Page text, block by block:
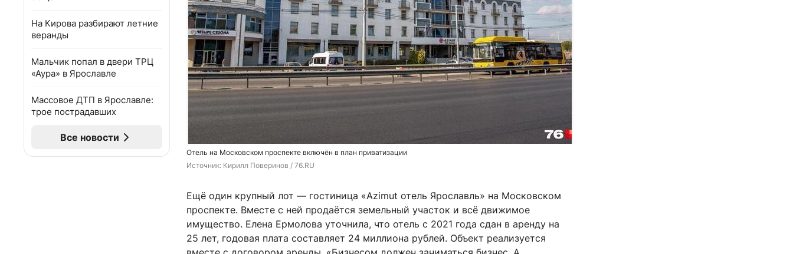
На Кирова разбирают летние
веранды
Мальчик попал в двери ТРЦ
«Аура» в Ярославле
Массовое ДТП в Ярославле:
трое пострадавших
Все новости
Отель на Московском проспекте включён в план приватизации
Источник: Кирилл Поверинов / 76.RU
Ещё один крупный лот — гостиница «Azimut отель Ярославль» на Московском
проспекте. Вместе с ней продаётся земельный участок и всё движимое
имущество. Елена Ермолова уточнила, что отель с 2021 года сдан в аренду на
25 лет, годовая плата составляет 24 миллиона рублей. Объект реализуется